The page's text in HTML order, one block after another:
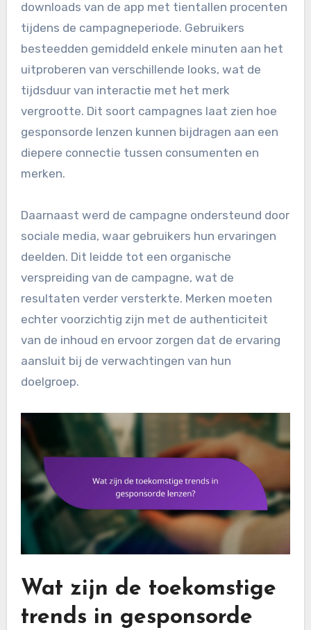
downloads van de app met tientallen procenten
tijdens de campagneperiode. Gebruikers
besteedden gemiddeld enkele minuten aan het
uitproberen van verschillende looks, wat de
tijdsduur van interactie met het merk
vergrootte. Dit soort campagnes laat zien hoe
gesponsorde lenzen kunnen bijdragen aan een
diepere connectie tussen consumenten en
merken.
Daarnaast werd de campagne ondersteund door
sociale media, waar gebruikers hun ervaringen
deelden. Dit leidde tot een organische
verspreiding van de campagne, wat de
resultaten verder versterkte. Merken moeten
echter voorzichtig zijn met de authenticiteit
van de inhoud en ervoor zorgen dat de ervaring
aansluit bij de verwachtingen van hun
doelgroep.
Wat zijn de toekomstige
trends in gesponsorde